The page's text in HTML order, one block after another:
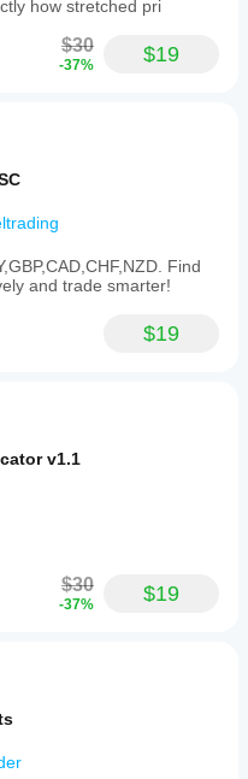
how stretched pri
$30
-37% $19
Find
and trade smarter!
$19
v1.1
$30
-37% $19